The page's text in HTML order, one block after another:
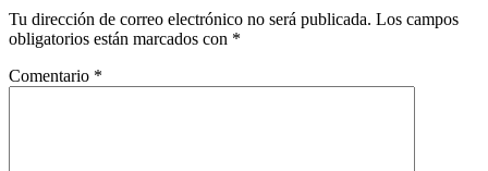
Tu dirección de correo electrónico no será publicada. Los campos
obligatorios están marcados con *
Comentario *